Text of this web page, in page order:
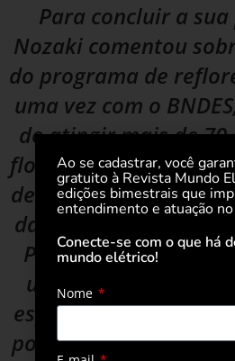
Para concluir a
Nozaki comentou
do programa de
uma vez com o
de atingir mais de
floresta amazônica,
de iniciativas
da carteira de
Petrobras. “A
uma vez, a
espaço fundamental
possa produzir trocas
Ao se cadastrar, você
gratuito à Revista Mundo
edições bimestrais que
entendimento e atuação
Conecte-se com o que há
mundo elétrico!
Nome